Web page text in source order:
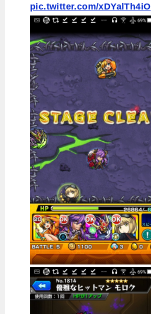
pic.twitter.com/xDYalTh4iO